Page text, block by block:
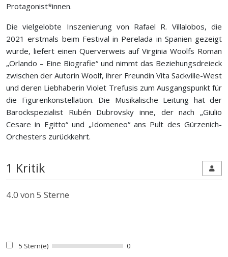
Protagonist*innen.
Die vielgelobte Inszenierung von Rafael R. Villalobos, die
2021 erstmals beim Festival in Perelada in Spanien gezeigt
wurde, liefert einen Querverweis auf Virginia Woolfs Roman
„Orlando – Eine Biografie“ und nimmt das Beziehungsdreieck
zwischen der Autorin Woolf, ihrer Freundin Vita Sackville-West
und deren Liebhaberin Violet Trefusis zum Ausgangspunkt für
die Figurenkonstellation. Die Musikalische Leitung hat der
Barockspezialist Rubén Dubrovsky inne, der nach „Giulio
Cesare in Egitto“ und „Idomeneo“ ans Pult des Gürzenich-
Orchesters zurückkehrt.
1 Kritik
4.0 von 5 Sterne
5 Stern(e)
0